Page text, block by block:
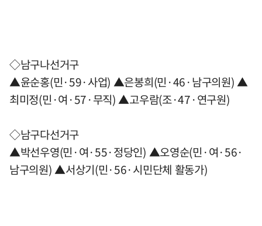
◇남구나선거구
▲윤순홍(민·59·사업) ▲은봉희(민·46·남구의원) ▲
최미정(민·여·57·무직) ▲고우람(조·47·연구원)
◇남구다선거구
▲박선우영(민·여·55·정당인) ▲오영순(민·여·56·
남구의원) ▲서상기(민·56·시민단체 활동가)